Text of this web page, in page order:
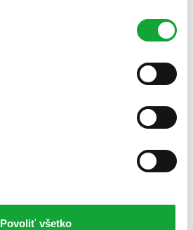
Povoliť všetko